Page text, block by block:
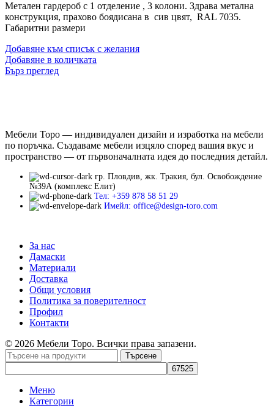
Метален гардероб с 1 отделение , 3 колони. Здрава метална
конструкция, прахово боядисана в сив цвят, RAL 7035.
Габаритни размери
Добавяне към списък с желания
Добавяне в количката
Бърз преглед
Мебели Торо — индивидуален дизайн и изработка на мебели
по поръчка. Създаваме мебели изцяло според вашия вкус и
пространство — от първоначалната идея до последния детайл.
гр. Пловдив, жк. Тракия, бул. Освобождение
№39А (комплекс Елит)
Тел: +359 878 58 51 29
Имейл: office@design-toro.com
За нас
Дамаски
Материали
Доставка
Общи условия
Политика за поверителност
Профил
Контакти
© 2026 Мебели Торо. Всички права запазени.
Търсене
Меню
Категории